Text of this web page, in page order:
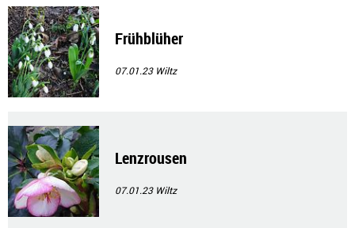
Frühblüher
07.01.23 Wiltz
Lenzrousen
07.01.23 Wiltz